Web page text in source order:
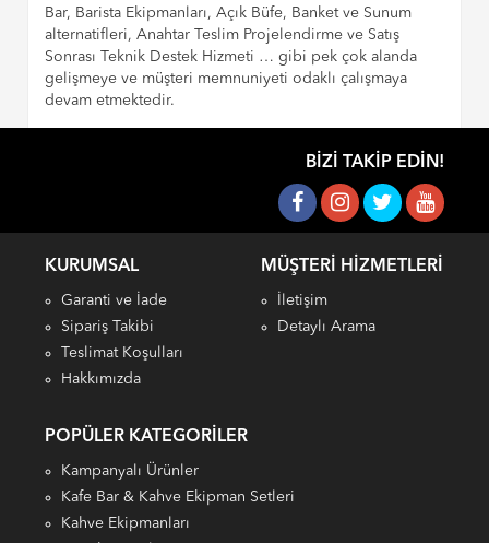
Bar, Barista Ekipmanları, Açık Büfe, Banket ve Sunum
alternatifleri, Anahtar Teslim Projelendirme ve Satış
Sonrası Teknik Destek Hizmeti … gibi pek çok alanda
gelişmeye ve müşteri memnuniyeti odaklı çalışmaya
devam etmektedir.
BIZI TAKIP EDIN!
KURUMSAL
Garanti ve İade
Sipariş Takibi
Teslimat Koşulları
Hakkımızda
MÜŞTERI HIZMETLERI
İletişim
Detaylı Arama
POPÜLER KATEGORILER
Kampanyalı Ürünler
Kafe Bar & Kahve Ekipman Setleri
Kahve Ekipmanları